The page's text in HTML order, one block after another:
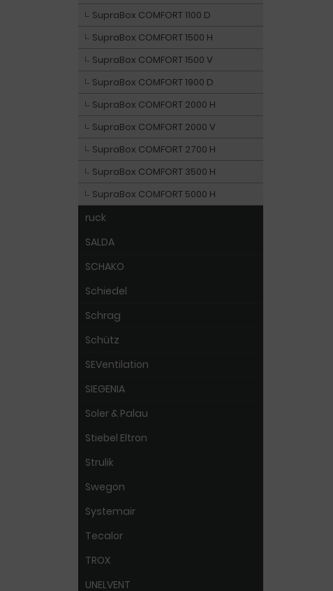
SupraBox COMFORT 1100 D
SupraBox COMFORT 1500 H
SupraBox COMFORT 1500 V
SupraBox COMFORT 1900 D
SupraBox COMFORT 2000 H
SupraBox COMFORT 2000 V
SupraBox COMFORT 2700 H
SupraBox COMFORT 3500 H
SupraBox COMFORT 5000 H
ruck
SALDA
SCHAKO
Schiedel
Schrag
Schütz
SEVentilation
SIEGENIA
Soler & Palau
Stiebel Eltron
Strulik
Swegon
Systemair
Tecalor
TROX
UNELVENT